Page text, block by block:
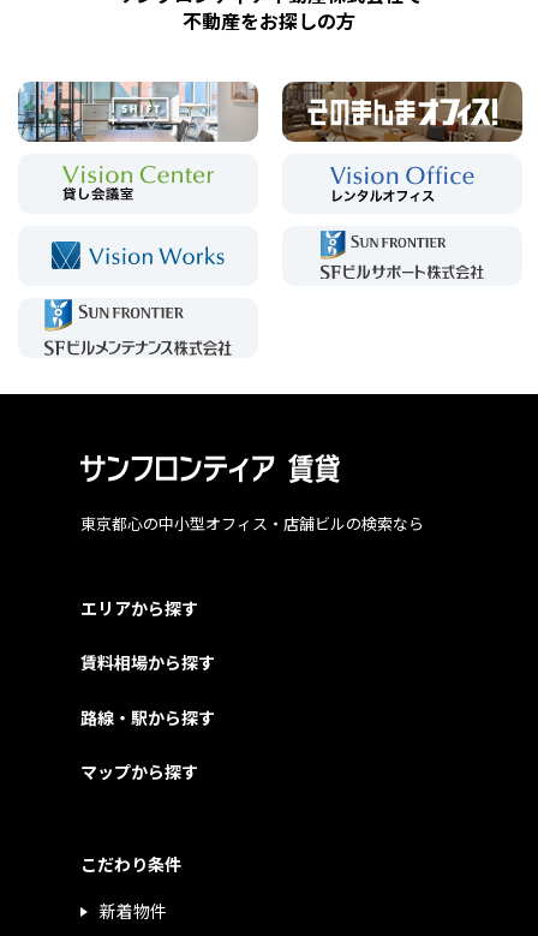
不動産をお探しの方
東京都心の中小型オフィス・店舗ビルの検索なら
エリアから探す
賃料相場から探す
路線・駅から探す
マップから探す
こだわり条件
新着物件